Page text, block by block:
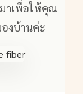
าเพื่อให้คุณ
งบ้านค่ะ